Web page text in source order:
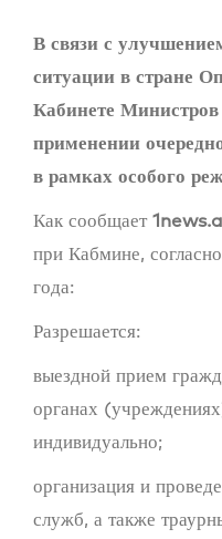
В связи с
ситуации в стране
Кабинете
применении
в рамках особого
Как сообщает
при Кабмине,
года:
Разрешается:
выездной прием
органах
индивидуально;
организация и
служб, а также